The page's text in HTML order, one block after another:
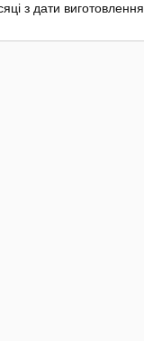
з дати виготовлення.